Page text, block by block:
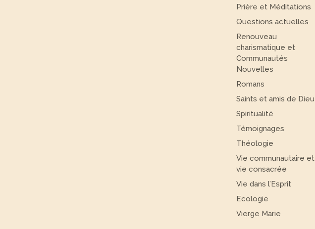
Prière et Méditations
Questions actuelles
Renouveau
charismatique et
Communautés
Nouvelles
Romans
Saints et amis de Dieu
Spiritualité
Témoignages
Théologie
Vie communautaire et
vie consacrée
Vie dans l’Esprit
Ecologie
Vierge Marie